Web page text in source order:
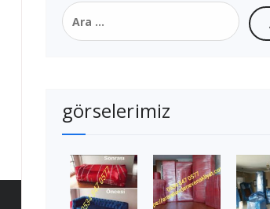
Arama:
görselerimiz